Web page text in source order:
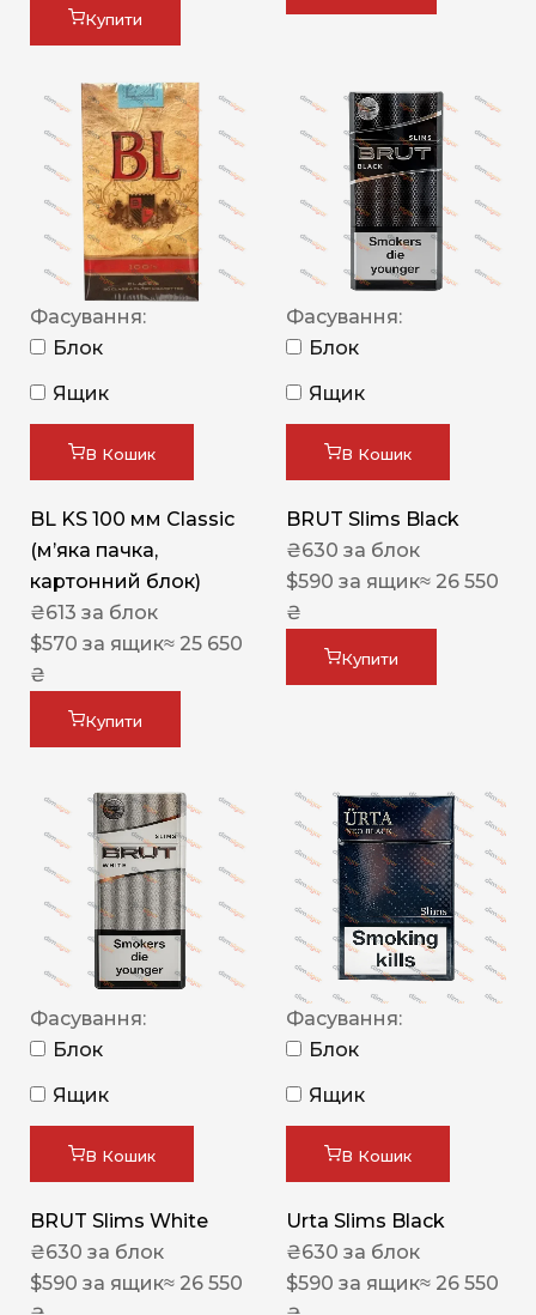
Купити
Фасування:
Блок
Ящик
В Кошик
BL KS 100 мм Classic
(м’яка пачка,
картонний блок)
₴613 за блок
$570 за ящик≈ 25 650
₴
Купити
Фасування:
Блок
Ящик
В Кошик
BRUT Slims Black
₴630 за блок
$590 за ящик≈ 26 550
₴
Купити
Фасування:
Блок
Ящик
В Кошик
BRUT Slims White
₴630 за блок
$590 за ящик≈ 26 550
Фасування:
Блок
Ящик
В Кошик
Urta Slims Black
₴630 за блок
$590 за ящик≈ 26 550